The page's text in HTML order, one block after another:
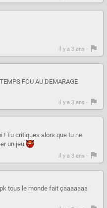
il y a 3 ans -
FOU AU DEMARAGE
il y a 3 ans -
Tu critiques alors que tu ne
un jeu
il y a 3 ans -
tous le monde fait çaaaaaaa